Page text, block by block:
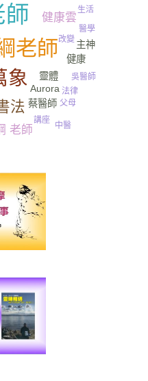
師
老師
象
法
健康雲
老師
靈體
蔡醫師
主神
Aurora
健康
醫學
講座
生活
法律
吳醫師
父母
中醫
改變